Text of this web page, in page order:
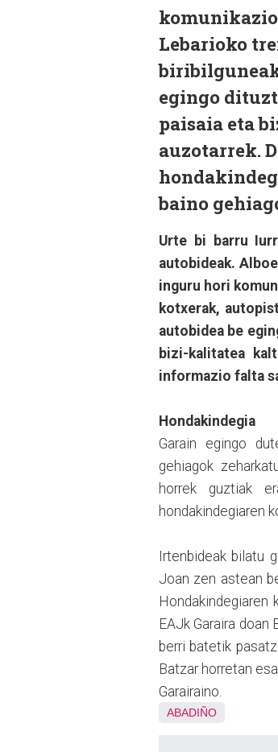
Lebarioko
egingo
paisaia eta
auzotarrek.
baino
Urte bi barru
autobideak.
inguru hori
kotxerak,
autobidea be
bizi-kalitatea
informazio falta
Hondakindegia
Garain egingo
gehiagok
horrek guztiak
hondakindegiaren
Irtenbideak bilatu
Joan zen astean
EAJk Garaira
berri batetik
Batzar horretan
Garairaino.
ABADIÑO